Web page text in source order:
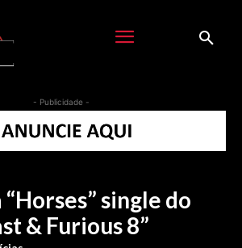
- Publicidade -
single do
& Furious 8”